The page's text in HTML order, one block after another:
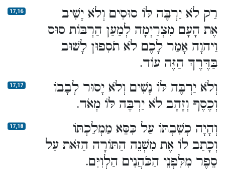
17,16
רַק לֹא יַרְבֶּה לּוֹ סוּסִים וְלֹא יָשִׁיב
אֶת הָעָם מִצְרַיְמָה לְמַעַן הַרְבּוֹת סוּס
וַיהוָה אָמַר לָכֶם לֹא תֹסִפוּן לָשׁוּב
בַּדֶּרֶךְ הַזֶּה עוֹד.
17,17
וְלֹא יַרְבֶּה לּוֹ נָשִׁים וְלֹא יָסוּר לְבָבוֹ
וְכֶסֶף וְזָהָב לֹא יַרְבֶּה לּוֹ מְאֹד.
17,18
וְהָיָה כְשִׁבְתּוֹ עַל כִּסֵּא מַמְלַכְתּוֹ
וְכָתַב לוֹ אֶת מִשְׁנֵה הַתּוֹרָה הַזֹּאת עַל
סֵפֶר מִלִּפְנֵי הַכֹּהֲנִים הַלְוִיִּם.